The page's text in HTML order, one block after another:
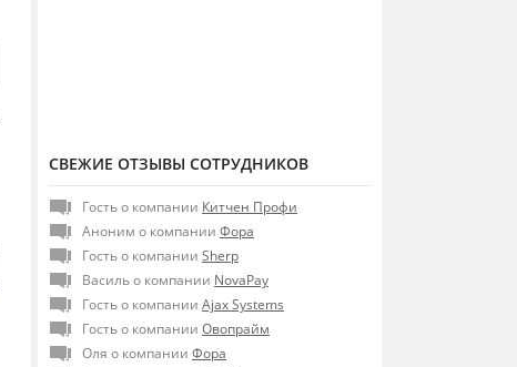
СВЕЖИЕ ОТЗЫВЫ СОТРУДНИКОВ
Гость о компании Китчен Профи
Аноним о компании Фора
Гость о компании Sherp
Василь о компании NovaPay
Гость о компании Ajax Systems
Гость о компании Овопрайм
Оля о компании Фора